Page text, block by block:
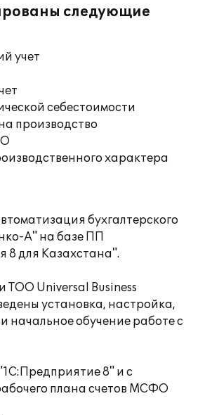
следующие
учет
себестоимости
производство
характера
бухгалтерского
А" на базе ПП
8 для Казахстана".
ТОО Universal Business
установка, настройка,
начальное обучение работе с
8" и с
плана счетов МСФО